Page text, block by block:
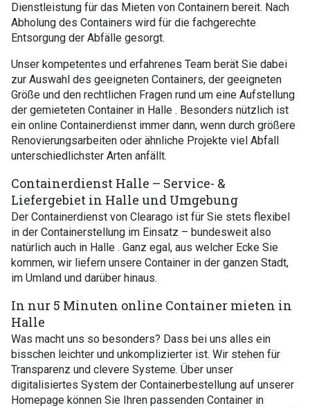
Dienstleistung für das Mieten von Containern bereit. Nach
Abholung des Containers wird für die fachgerechte
Entsorgung der Abfälle gesorgt.
Unser kompetentes und erfahrenes Team berät Sie dabei
zur Auswahl des geeigneten Containers, der geeigneten
Größe und den rechtlichen Fragen rund um eine Aufstellung
der gemieteten Container in Halle . Besonders nützlich ist
ein online Containerdienst immer dann, wenn durch größere
Renovierungsarbeiten oder ähnliche Projekte viel Abfall
unterschiedlichster Arten anfällt.
Containerdienst Halle – Service- &
Liefergebiet in Halle und Umgebung
Der Containerdienst von Clearago ist für Sie stets flexibel
in der Containerstellung im Einsatz – bundesweit also
natürlich auch in Halle . Ganz egal, aus welcher Ecke Sie
kommen, wir liefern unsere Container in der ganzen Stadt,
im Umland und darüber hinaus.
In nur 5 Minuten online Container mieten in
Halle
Was macht uns so besonders? Dass bei uns alles ein
bisschen leichter und unkomplizierter ist. Wir stehen für
Transparenz und clevere Systeme. Über unser
digitalisiertes System der Containerbestellung auf unserer
Homepage können Sie Ihren passenden Container in